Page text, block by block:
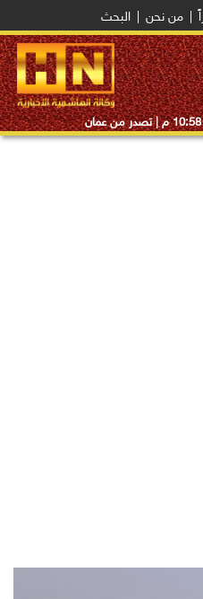
من نحن البحث
10:58 م | تصدر من عمان